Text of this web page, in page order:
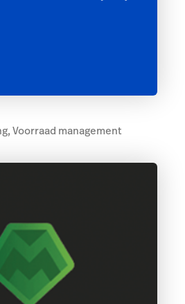
Voorraad management